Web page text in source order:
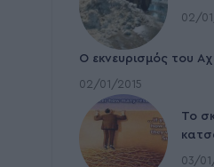
02/
Ο εκνευρισμός του
02/01/2015
To
03/